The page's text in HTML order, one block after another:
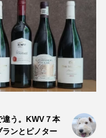
違う。KWV７本
ンとピノター